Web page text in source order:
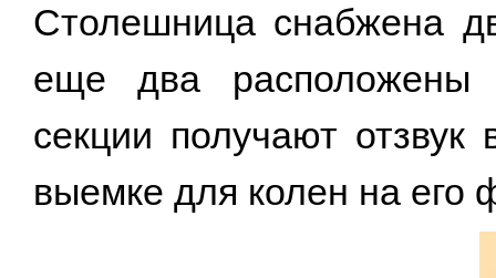
Столешница снабжена
еще два расположены
секции получают
выемке для колен на его